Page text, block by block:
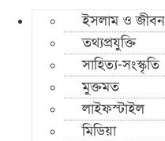
ইসলাম ও জীবন
তথ্যপ্রযুক্তি
সাহিত্য-সংস্কৃতি
মুক্তমত
লাইফস্টাইল
মিডিয়া